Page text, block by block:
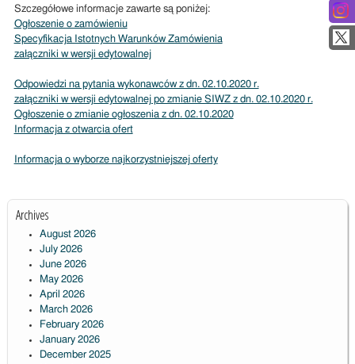
Szczegółowe informacje zawarte są poniżej:
Ogłoszenie o zamówieniu
Specyfikacja Istotnych Warunków Zamówienia
załączniki w wersji edytowalnej
Odpowiedzi na pytania wykonawców z dn. 02.10.2020 r.
załączniki w wersji edytowalnej po zmianie SIWZ z dn. 02.10.2020 r.
Ogłoszenie o zmianie ogłoszenia z dn. 02.10.2020
Informacja z otwarcia ofert
Informacja o wyborze najkorzystniejszej oferty
Archives
August 2026
July 2026
June 2026
May 2026
April 2026
March 2026
February 2026
January 2026
December 2025